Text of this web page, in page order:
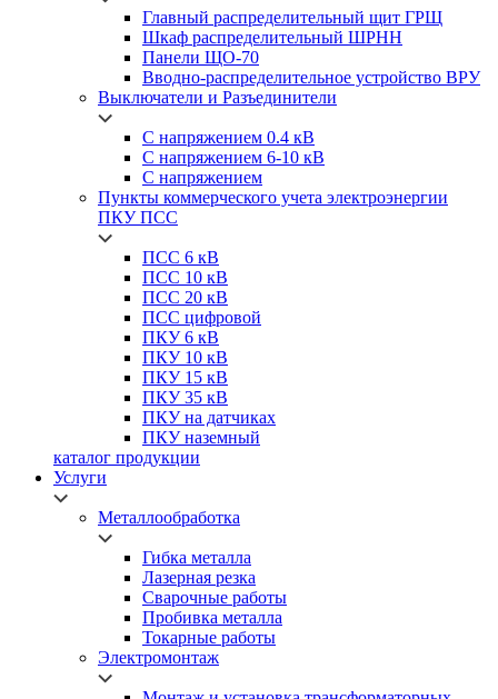
Главный распределительный щит ГРЩ
Шкаф распределительный ШРНН
Панели ЩО-70
Вводно-распределительное устройство ВРУ
Выключатели и Разъединители
С напряжением 0.4 кВ
С напряжением 6-10 кВ
С напряжением
Пункты коммерческого учета электроэнергии
ПКУ ПСС
ПСС 6 кВ
ПСС 10 кВ
ПСС 20 кВ
ПСС цифровой
ПКУ6 кВ
ПКУ 10 кВ
ПКУ 15 кВ
ПКУ35 кВ
ПКУна датчиках
ПКУназемный
каталог продукции
Услуги
Металлообработка
Гибка металла
Лазерная резка
Сварочные работы
Пробивка металла
Токарные работы
Электромонтаж